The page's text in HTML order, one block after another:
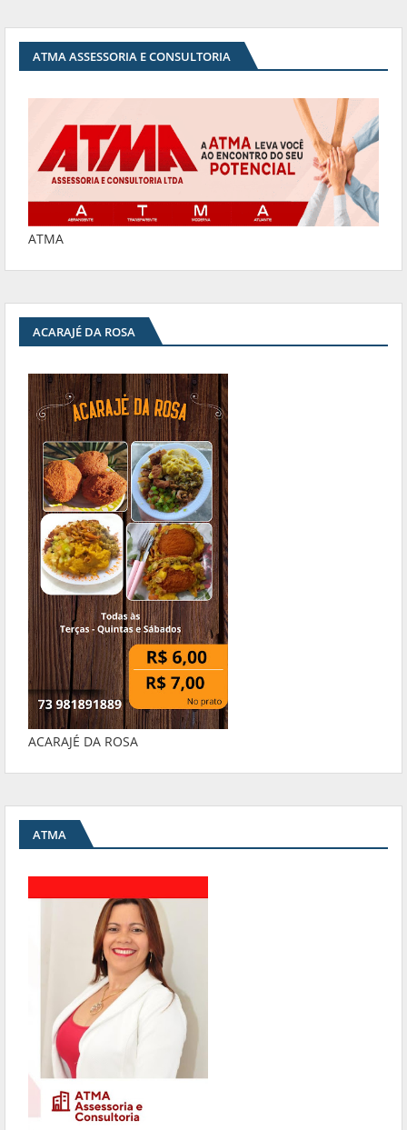
ATMA ASSESSORIA E CONSULTORIA
ATMA
ACARAJÉ DA ROSA
ACARAJÉ DA ROSA
ATMA